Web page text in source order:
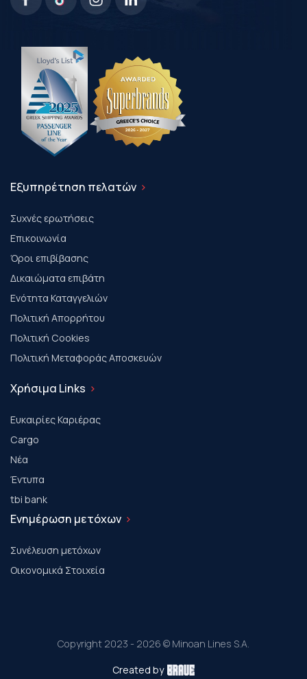
Εξυπηρέτηση πελατών
Συχνές ερωτήσεις
Επικοινωνία
Όροι επιβίβασης
Δικαιώματα επιβάτη
Ενότητα Καταγγελιών
Πολιτική Απορρήτου
Πολιτική Cookies
Πολιτική Μεταφοράς Αποσκευών
Χρήσιμα Links
Ευκαιρίες Καριέρας
Cargo
Νέα
Έντυπα
tbi bank
Ενημέρωση μετόχων
Συνέλευση μετόχων
Οικονομικά Στοιχεία
Copyright 2023 - 2026 © Minoan Lines S.A.
Created by